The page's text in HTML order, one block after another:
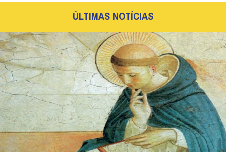
ÚLTIMAS NOTÍCIAS